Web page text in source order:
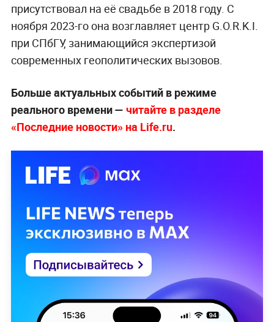
присутствовал на её свадьбе в 2018 году. С
ноября 2023-го она возглавляет центр G.O.R.K.I.
при СПбГУ, занимающийся экспертизой
современных геополитических вызовов.
Больше актуальных событий в режиме
реального времени — читайте в разделе
«Последние новости» на Life.ru.